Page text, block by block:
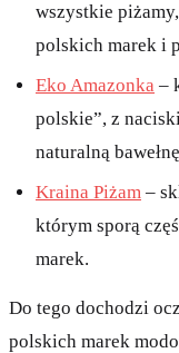
wszystkie
polskich marek i
Eko Amazonka –
polskie”, z
naturalną
Kraina Piżam –
którym sporą
marek.
Do tego dochodzi
polskich marek